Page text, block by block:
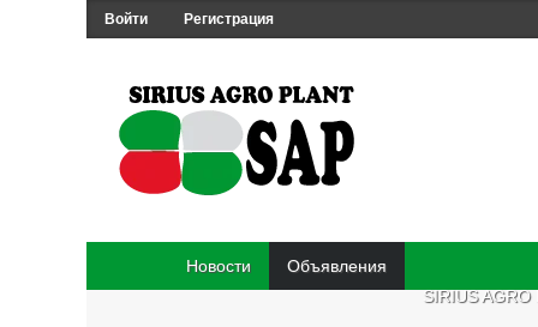
Войти Регистрация
Новости
Объявления
SIRIUS AGRO